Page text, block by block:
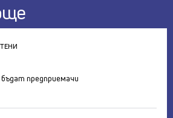
предприемачи